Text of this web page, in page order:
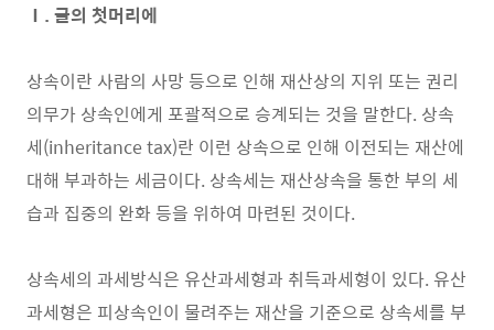
Ⅰ. 글의 첫머리에
상속이란 사람의 사망 등으로 인해 재산상의 지위 또는 권리
의무가 상속인에게 포괄적으로 승계되는 것을 말한다. 상속
세(inheritance tax)란 이런 상속으로 인해 이전되는 재산에
대해 부과하는 세금이다. 상속세는 재산상속을 통한 부의 세
습과 집중의 완화 등을 위하여 마련된 것이다.
상속세의 과세방식은 유산과세형과 취득과세형이 있다. 유산
과세형은 피상속인이 물려주는 재산을 기준으로 상속세를 부